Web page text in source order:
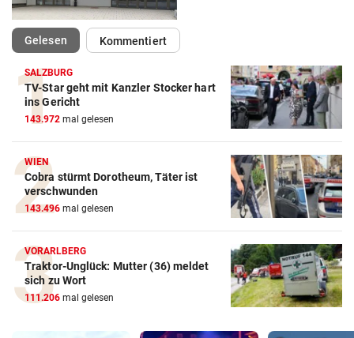
Gelesen(ausgewählt)Kommentiert
SALZBURG
TV-Star geht mit Kanzler Stocker hart
ins Gericht
143.972 mal gelesen
WIEN
Cobra stürmt Dorotheum, Täter ist
verschwunden
143.496 mal gelesen
VORARLBERG
Traktor-Unglück: Mutter (36) meldet
sich zu Wort
111.206 mal gelesen